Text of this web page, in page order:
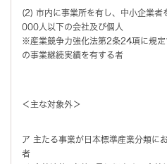
(2) 市内に事業所を有し、中小企業者
000人以下の会社及び個人
※産業競争力強化法第2条24項に規
の事業継続実績を有する者
＜主な対象外＞
ア 主たる事業が日本標準産業分類に
者